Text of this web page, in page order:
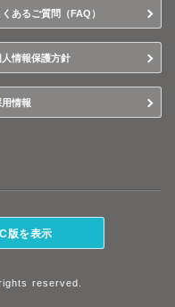
くあるご質問（FAQ）
人情報保護方針
用情報
版を表示
reserved.